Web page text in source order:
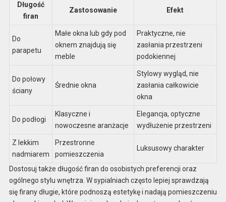
Długość
firan
Zastosowanie Efekt
Do
parapetu
Małe okna lub gdy pod
oknem znajdują się
meble
Praktyczne, nie
zasłania przestrzeni
podokiennej
Do połowy
ściany
Średnie okna
Stylowy wygląd, nie
zasłania całkowicie
okna
Do podłogi
Klasyczne i
nowoczesne aranżacje
Elegancja, optyczne
wydłużenie przestrzeni
Z lekkim
nadmiarem
Przestronne
pomieszczenia
Luksusowy charakter
Dostosuj także długość firan do osobistych preferencji oraz
ogólnego stylu wnętrza. W sypialniach często lepiej sprawdzają
się firany długie, które podnoszą estetykę i nadają pomieszczeniu